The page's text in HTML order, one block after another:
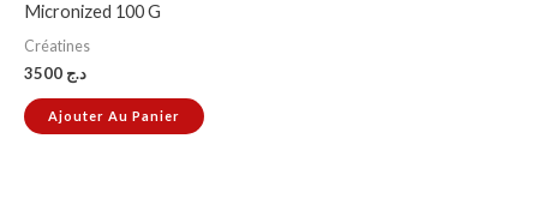
Micronized 100 G
Créatines
د.ج
Ajouter Au Panier